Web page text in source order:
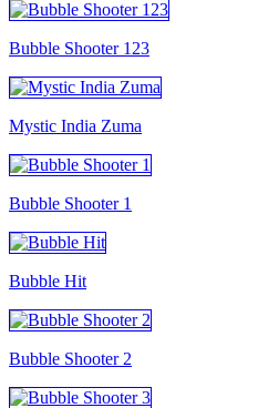
Bubble Shooter 123
Mystic India Zuma
Bubble Shooter 1
Bubble Hit
Bubble Shooter 2